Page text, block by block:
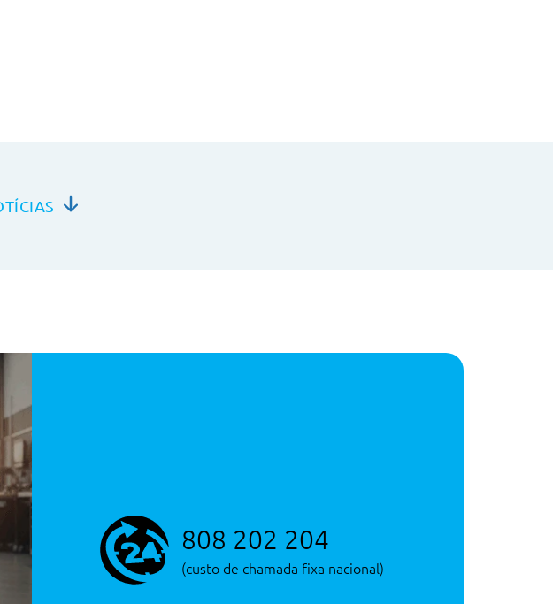
808 202 204
(custo de chamada fixa nacional)